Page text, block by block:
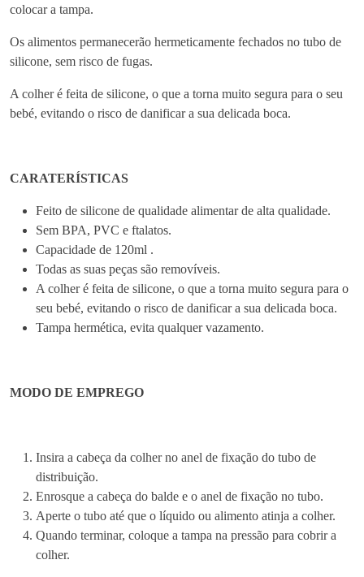
e
e
C
o
l
D
r
colocar a tampa.
Os alimentos permanecerão hermeticamente fechados no tubo de
silicone, sem risco de fugas.
A colher é feita de silicone, o que a torna muito segura para o seu
bebé, evitando o risco de danificar a sua delicada boca.
CARATERÍSTICAS
Feito de silicone de qualidade alimentar de alta qualidade.
Sem BPA, PVC e ftalatos.
Capacidade de 120ml .
Todas as suas peças são removíveis.
A colher é feita de silicone, o que a torna muito segura para o
seu bebé, evitando o risco de danificar a sua delicada boca.
Tampa hermética, evita qualquer vazamento.
MODO DE EMPREGO
Insira a cabeça da colher no anel de fixação do tubo de
distribuição.
Enrosque a cabeça do balde e o anel de fixação no tubo.
Aperte o tubo até que o líquido ou alimento atinja a colher.
Quando terminar, coloque a tampa na pressão para cobrir a
colher.